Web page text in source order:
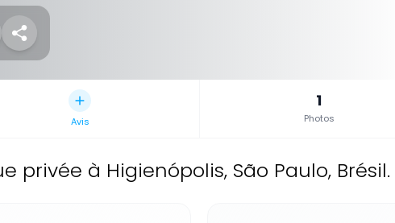
Avis
1
Photos
privée à Higienópolis, São Paulo, Brésil.